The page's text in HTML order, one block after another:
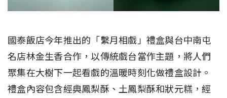
國泰飯店今年推出的「繫月相戲」禮盒與台中南屯
名店林金生香合作，以傳統戲台當作主題，將人們
聚集在大樹下一起看戲的溫暖時刻化做禮盒設計。
禮盒內容包含經典鳳梨酥、土鳳梨酥和狀元糕，經